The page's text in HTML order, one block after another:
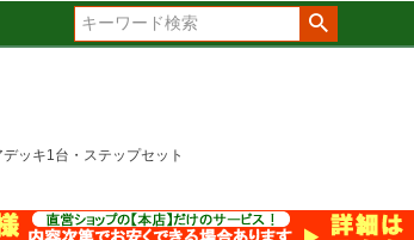
ッキ1台・ステップセット